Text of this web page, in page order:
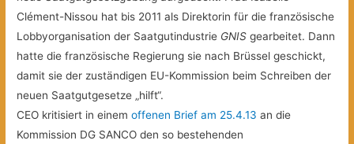
Clément-Nissou hat bis 2011 als Direktorin für die französische
Lobbyorganisation der Saatgutindustrie GNIS gearbeitet. Dann
hatte die französische Regierung sie nach Brüssel geschickt,
damit sie der zuständigen EU-Kommission beim Schreiben der
neuen Saatgutgesetze „hilft“.
CEO kritisiert in einemoffenen Brief am 25.4.13 an die
Kommission DG SANCO den so bestehenden